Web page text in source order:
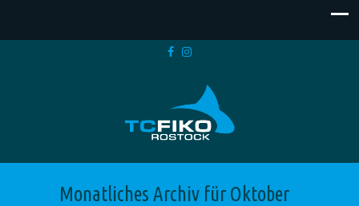
Monatliches Archiv für Oktober